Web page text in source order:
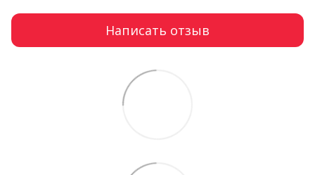
Написать отзыв